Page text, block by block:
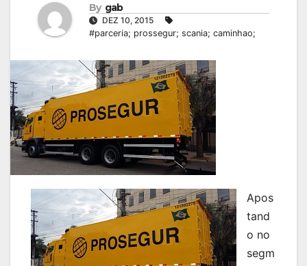
By gab
DEZ 10, 2015
#parceria; prossegur; scania; caminhao;
Apos
tand
o no
segm